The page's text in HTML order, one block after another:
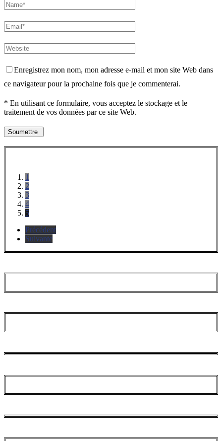
Enregistrez mon nom, mon adresse e-mail et mon site Web dans
ce navigateur pour la prochaine fois que je commenterai.
* En utilisant ce formulaire, vous acceptez le stockage et le
traitement de vos données par ce site Web.
1
2
3
4
5
Précédent
Suivante